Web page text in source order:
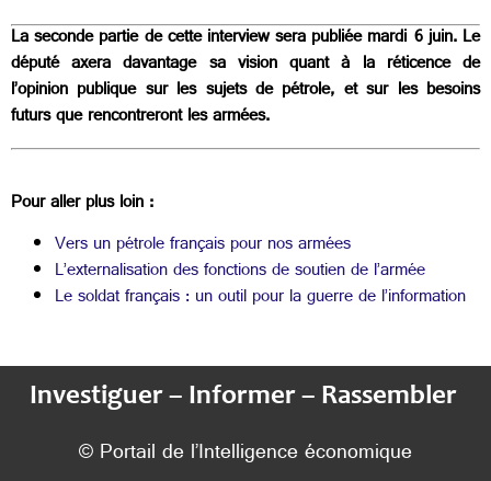
La seconde partie de cette interview sera publiée mardi 6 juin. Le
député axera davantage sa vision quant à la réticence de
l’opinion publique sur les sujets de pétrole, et sur les besoins
futurs que rencontreront les armées.
Pour aller plus loin :
Vers un pétrole français pour nos armées
L’externalisation des fonctions de soutien de l’armée
Le soldat français : un outil pour la guerre de l’information
Investiguer – Informer – Rassembler
© Portail de l’Intelligence économique